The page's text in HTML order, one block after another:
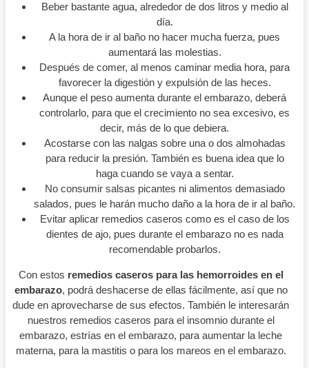
Beber bastante agua, alrededor de dos litros y medio al
día.
A la hora de ir al baño no hacer mucha fuerza, pues
aumentará las molestias.
Después de comer, al menos caminar media hora, para
favorecer la digestión y expulsión de las heces.
Aunque el peso aumenta durante el embarazo, deberá
controlarlo, para que el crecimiento no sea excesivo, es
decir, más de lo que debiera.
Acostarse con las nalgas sobre una o dos almohadas
para reducir la presión. También es buena idea que lo
haga cuando se vaya a sentar.
No consumir salsas picantes ni alimentos demasiado
salados, pues le harán mucho daño a la hora de ir al baño.
Evitar aplicar remedios caseros como es el caso de los
dientes de ajo, pues durante el embarazo no es nada
recomendable probarlos.
Con estos remedios caseros para las hemorroides en el
embarazo, podrá deshacerse de ellas fácilmente, así que no
dude en aprovecharse de sus efectos. También le interesarán
nuestros remedios caseros para el insomnio durante el
embarazo, estrías en el embarazo, para aumentar la leche
materna, para la mastitis o para los mareos en el embarazo.